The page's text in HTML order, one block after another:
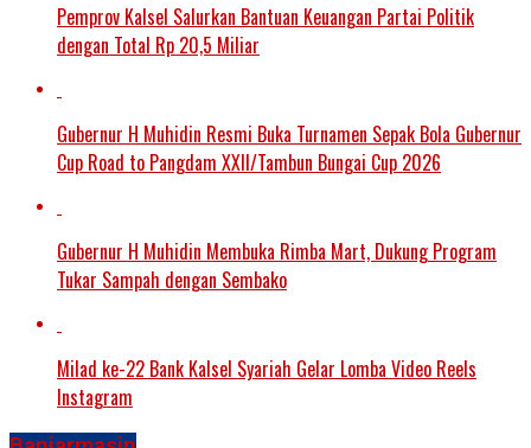
Pemprov Kalsel Salurkan Bantuan Keuangan Partai Politik
dengan Total Rp 20,5 Miliar
Gubernur H Muhidin Resmi Buka Turnamen Sepak Bola Gubernur
Cup Road to Pangdam XXII/Tambun Bungai Cup 2026
Gubernur H Muhidin Membuka Rimba Mart, Dukung Program
Tukar Sampah dengan Sembako
Milad ke-22 Bank Kalsel Syariah Gelar Lomba Video Reels
Instagram